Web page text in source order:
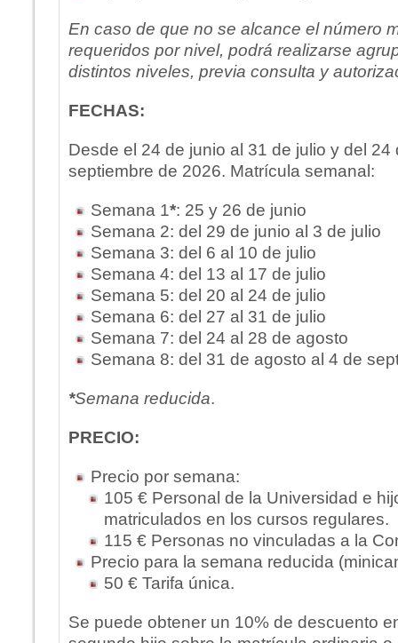
En caso de que no se alcance el número
requeridos por nivel, podrá realizarse
distintos niveles, previa consulta y
FECHAS:
Desde el 24 de junio al 31 de julio y del 24
septiembre de 2026. Matrícula semanal:
Semana 1*: 25 y 26 de junio
Semana 2: del 29 de junio al 3 de julio
Semana 3: del 6 al 10 de julio
Semana 4: del 13 al 17 de julio
Semana 5: del 20 al 24 de julio
Semana 6: del 27 al 31 de julio
Semana 7: del 24 al 28 de agosto
Semana 8: del 31 de agosto al 4 de
*Semana reducida.
PRECIO:
Precio por semana:
105 € Personal de la Universidad e
matriculados en los cursos regulares.
115 € Personas no vinculadas a la
Precio para la semana reducida
50 € Tarifa única.
Se puede obtener un 10% de descuento